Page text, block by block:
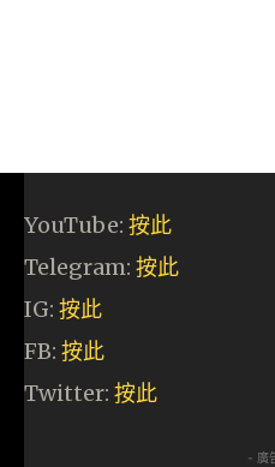
YouTube: 按此
Telegram: 按此
IG: 按此
FB: 按此
Twitter: 按此
- 廣